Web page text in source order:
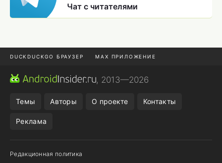
Чат с читателями
DUCKDUCKGO БРАУЗЕР MAX ПРИЛОЖЕНИЕ
ПРИЛОЖЕНИЯ ANDROID
, 2013—2026
Темы Авторы О проекте Контакты
Реклама
Редакционная политика